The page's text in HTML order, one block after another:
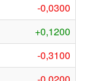
-0,0300
+0,1200
-0,3100